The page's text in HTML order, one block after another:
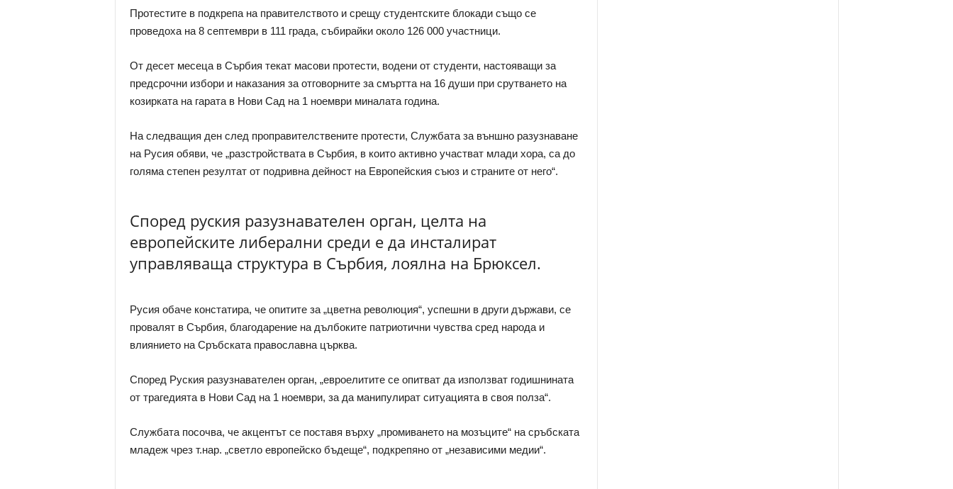
Протестите в подкрепа на правителството и срещу студентските блокади също се
проведоха на 8 септември в 111 града, събирайки около 126 000 участници.
От десет месеца в Сърбия текат масови протести, водени от студенти, настояващи за
предсрочни избори и наказания за отговорните за смъртта на 16 души при срутването на
козирката на гарата в Нови Сад на 1 ноември миналата година.
На следващия ден след проправителствените протести, Службата за външно разузнаване
на Русия обяви, че „разстройствата в Сърбия, в които активно участват млади хора, са до
голяма степен резултат от подривна дейност на Европейския съюз и страните от него“.
Според руския разузнавателен орган, целта на
европейските либерални среди е да инсталират
управляваща структура в Сърбия, лоялна на Брюксел.
Русия обаче констатира, че опитите за „цветна революция“, успешни в други държави, се
провалят в Сърбия, благодарение на дълбоките патриотични чувства сред народа и
влиянието на Сръбската православна църква.
Според Руския разузнавателен орган, „евроелитите се опитват да използват годишнината
от трагедията в Нови Сад на 1 ноември, за да манипулират ситуацията в своя полза“.
Службата посочва, че акцентът се поставя върху „промиването на мозъците“ на сръбската
младеж чрез т.нар. „светло европейско бъдеще“, подкрепяно от „независими медии“.